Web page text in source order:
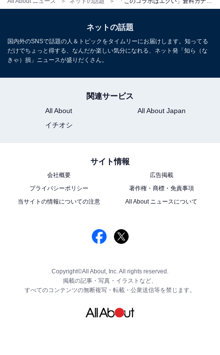
ネットの話題
国内外のSNSで話題の人＆トピックをタイムリーにお届けします。知ってる
だけでちょっと得する、なんだか楽しい気分になれる、ネット発「知ら（な
きゃ）損」ニュースが盛りだくさん。
関連サービス
All About
All About Japan
イチオシ
サイト情報
会社概要
広告掲載
プライバシーポリシー
著作権・商標・免責事項
当サイトの情報についての注意
All About ニュースについて
Copyright©All About, Inc. All rights reserved.
掲載の記事・写真・イラストなど、
すべてのコンテンツの無断複写・転載・公衆送信等を禁じます。